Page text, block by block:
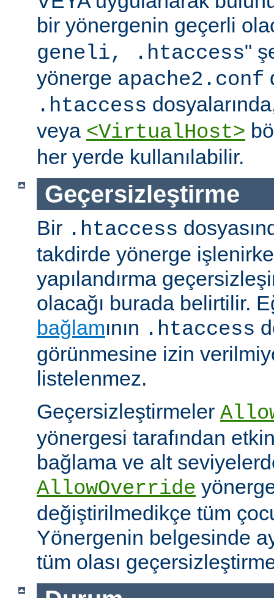
bir yönergenin geçerli
geneli, .htaccess"
yönerge apache2.conf
.htaccess
veya <VirtualHost>
her yerde kullanılabilir.
Geçersizleştirme
Bir .htaccess
takdirde yönerge
yapılandırma
olacağı burada belirtilir.
bağlamının .htaccess
görünmesine izin
listelenmez.
Geçersizleştirmeler
yönergesi tarafından
bağlama ve alt
AllowOverride
değiştirilmedikçe tüm
Yönergenin belgesinde
tüm olası